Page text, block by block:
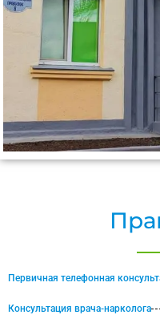
Первичная телефонная
Консультация врача-нарколога